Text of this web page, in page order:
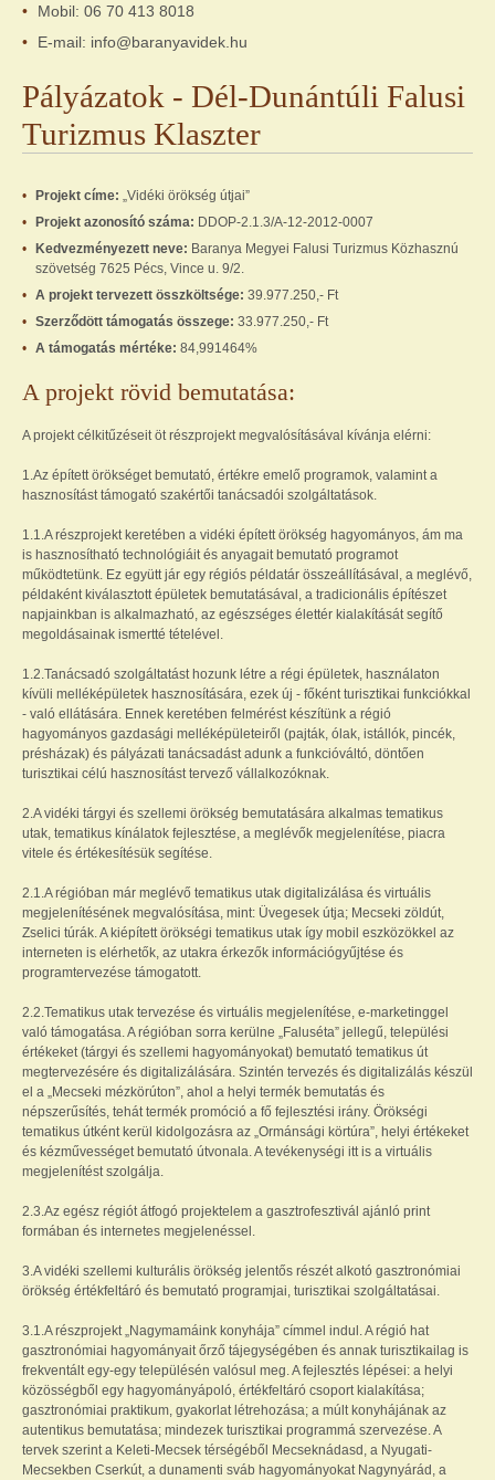
Mobil: 06 70 413 8018
E-mail: info@baranyavidek.hu
Pályázatok - Dél-Dunántúli Falusi
Turizmus Klaszter
Projekt címe: „Vidéki örökség útjai”
Projekt azonosító száma: DDOP-2.1.3/A-12-2012-0007
Kedvezményezett neve: Baranya Megyei Falusi Turizmus Közhasznú
szövetség 7625 Pécs, Vince u. 9/2.
A projekt tervezett összköltsége: 39.977.250,- Ft
Szerződött támogatás összege: 33.977.250,- Ft
A támogatás mértéke: 84,991464%
A projekt rövid bemutatása:
A projekt célkitűzéseit öt részprojekt megvalósításával kívánja elérni:
1.Az épített örökséget bemutató, értékre emelő programok, valamint a
hasznosítást támogató szakértői tanácsadói szolgáltatások.
1.1.A részprojekt keretében a vidéki épített örökség hagyományos, ám ma
is hasznosítható technológiáit és anyagait bemutató programot
működtetünk. Ez együtt jár egy régiós példatár összeállításával, a meglévő,
példaként kiválasztott épületek bemutatásával, a tradicionális építészet
napjainkban is alkalmazható, az egészséges élettér kialakítását segítő
megoldásainak ismertté tételével.
1.2.Tanácsadó szolgáltatást hozunk létre a régi épületek, használaton
kívüli melléképületek hasznosítására, ezek új - főként turisztikai funkciókkal
- való ellátására. Ennek keretében felmérést készítünk a régió
hagyományos gazdasági melléképületeiről (pajták, ólak, istállók, pincék,
présházak) és pályázati tanácsadást adunk a funkcióváltó, döntően
turisztikai célú hasznosítást tervező vállalkozóknak.
2.A vidéki tárgyi és szellemi örökség bemutatására alkalmas tematikus
utak, tematikus kínálatok fejlesztése, a meglévők megjelenítése, piacra
vitele és értékesítésük segítése.
2.1.A régióban már meglévő tematikus utak digitalizálása és virtuális
megjelenítésének megvalósítása, mint: Üvegesek útja; Mecseki zöldút,
Zselici túrák. A kiépített örökségi tematikus utak így mobil eszközökkel az
interneten is elérhetők, az utakra érkezők információgyűjtése és
programtervezése támogatott.
2.2.Tematikus utak tervezése és virtuális megjelenítése, e-marketinggel
való támogatása. A régióban sorra kerülne „Faluséta” jellegű, települési
értékeket (tárgyi és szellemi hagyományokat) bemutató tematikus út
megtervezésére és digitalizálására. Szintén tervezés és digitalizálás készül
el a „Mecseki mézkörúton”, ahol a helyi termék bemutatás és
népszerűsítés, tehát termék promóció a fő fejlesztési irány. Örökségi
tematikus útként kerül kidolgozásra az „Ormánsági körtúra”, helyi értékeket
és kézművességet bemutató útvonala. A tevékenységi itt is a virtuális
megjelenítést szolgálja.
2.3.Az egész régiót átfogó projektelem a gasztrofesztivál ajánló print
formában és internetes megjelenéssel.
3.A vidéki szellemi kulturális örökség jelentős részét alkotó gasztronómiai
örökség értékfeltáró és bemutató programjai, turisztikai szolgáltatásai.
3.1.A részprojekt „Nagymamáink konyhája” címmel indul. A régió hat
gasztronómiai hagyományait őrző tájegységében és annak turisztikailag is
frekventált egy-egy településén valósul meg. A fejlesztés lépései: a helyi
közösségből egy hagyományápoló, értékfeltáró csoport kialakítása;
gasztronómiai praktikum, gyakorlat létrehozása; a múlt konyhájának az
autentikus bemutatása; mindezek turisztikai programmá szervezése. A
tervek szerint a Keleti-Mecsek térségéből Mecseknádasd, a Nyugati-
Mecsekben Cserkút, a dunamenti sváb hagyományokat Nagynyárád, a